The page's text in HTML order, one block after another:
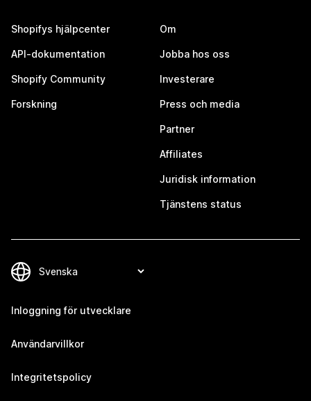
Shopifys hjälpcenter
API-dokumentation
Shopify Community
Forskning
Om
Jobba hos oss
Investerare
Press och media
Partner
Affiliates
Juridisk information
Tjänstens status
Inloggning för utvecklare
Användarvillkor
Integritetspolicy